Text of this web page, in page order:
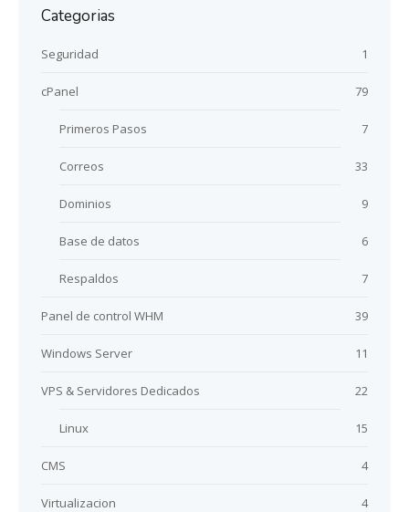
Categorias
Seguridad 1
cPanel 79
Primeros Pasos 7
Correos 33
Dominios 9
Base de datos 6
Respaldos 7
Panel de control WHM 39
Windows Server 11
VPS & Servidores Dedicados 22
Linux 15
CMS 4
Virtualizacion 4